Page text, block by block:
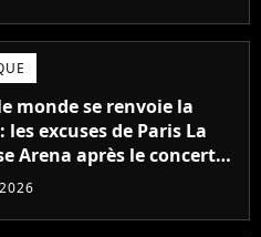
monde se renvoie la
les excuses de Paris La
Arena après le concert
d'Iron Maiden ne
pas